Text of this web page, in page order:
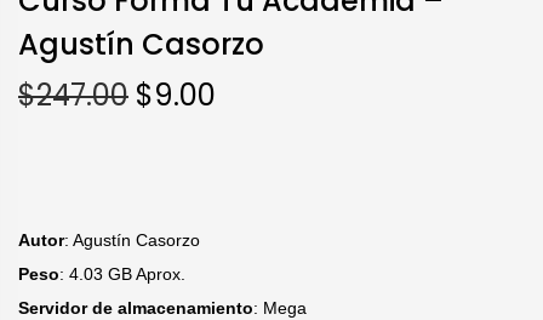
Agustín Casorzo
$247.00 $9.00
Autor: Agustín Casorzo
Peso: 4.03 GB Aprox.
Servidor de almacenamiento: Mega